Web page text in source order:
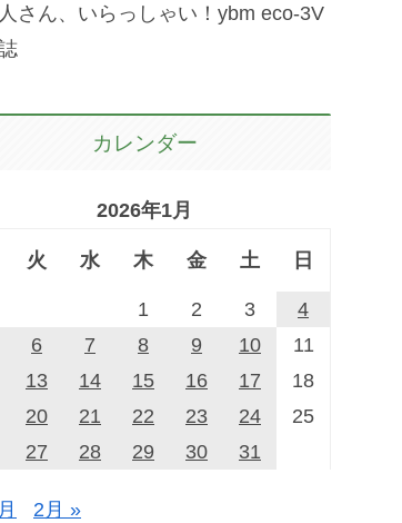
さん、いらっしゃい！ybm eco-3V
カレンダー
2026年1月
火 水 木 金 土 日
1 2 3
4
6 7 8 9 10
11
13 14 15 16 17
18
20 21 22 23 24
25
27 28 29 30 31
2月 »